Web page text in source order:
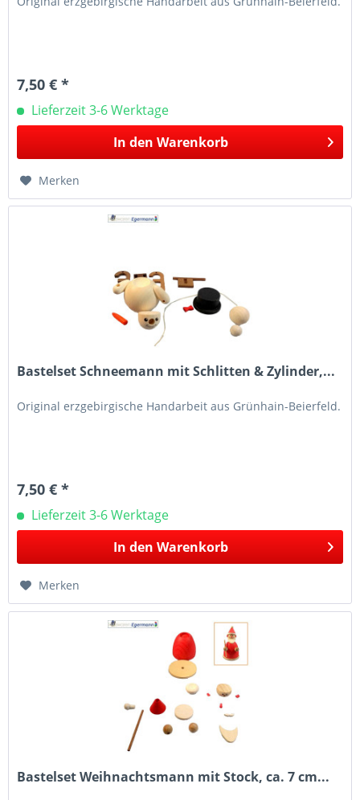
7,50 € *
Lieferzeit 3-6 Werktage
In den Warenkorb
Merken
Bastelset Schneemann mit Schlitten & Zylinder,...
Original erzgebirgische Handarbeit aus Grünhain-Beierfeld.
7,50 € *
Lieferzeit 3-6 Werktage
In den Warenkorb
Merken
Bastelset Weihnachtsmann mit Stock, ca. 7 cm...